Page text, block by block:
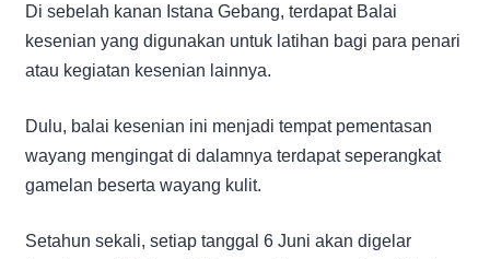
Di sebelah kanan Istana Gebang, terdapat Balai
kesenian yang digunakan untuk latihan bagi para penari
atau kegiatan kesenian lainnya.
Dulu, balai kesenian ini menjadi tempat pementasan
wayang mengingat di dalamnya terdapat seperangkat
gamelan beserta wayang kulit.
Setahun sekali, setiap tanggal 6 Juni akan digelar